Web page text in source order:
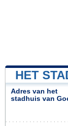
HET
Adres van het
stadhuis van